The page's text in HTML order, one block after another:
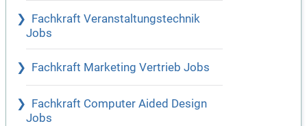
Fachkraft Veranstaltungstechnik
Jobs
Fachkraft Marketing Vertrieb Jobs
Fachkraft Computer Aided Design
Jobs